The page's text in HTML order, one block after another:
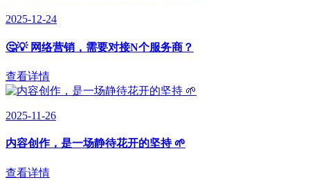
2025-12-24
🤔💡 网络营销，需要对接N个服务商？
查看详情
2025-11-26
内容创作，是一场静待花开的坚持 🌱
查看详情